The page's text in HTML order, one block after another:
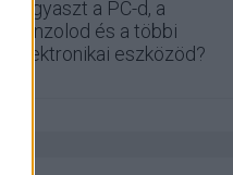
fogyaszt a PC-d, a
konzolod és a többi
elektronikai eszközöd?